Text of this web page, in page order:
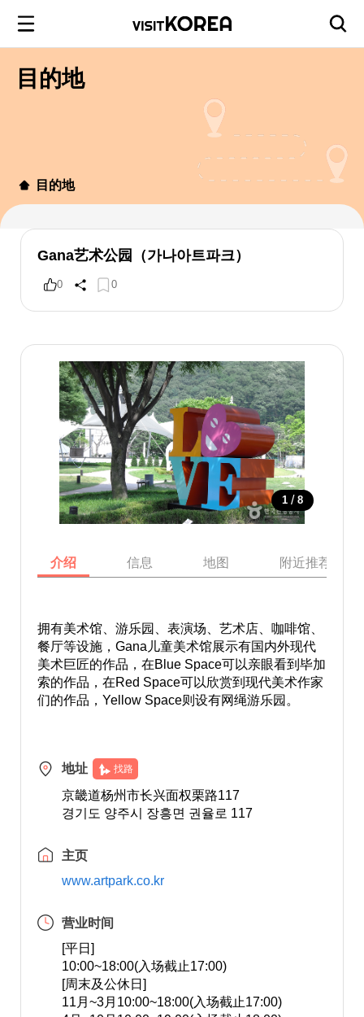
目的地
目的地
Gana艺术公园（가나아트파크）
0 0
1 / 8
介绍 信息 地图 附近推荐景点
拥有美术馆、游乐园、表演场、艺术店、咖啡馆、
餐厅等设施，Gana儿童美术馆展示有国内外现代
美术巨匠的作品，在Blue Space可以亲眼看到毕加
索的作品，在Red Space可以欣赏到现代美术作家
们的作品，Yellow Space则设有网绳游乐园。
地址 找路
京畿道杨州市长兴面权栗路117
경기도 양주시 장흥면 권율로 117
主页
www.artpark.co.kr
营业时间
[平日]
10:00~18:00(入场截止17:00)
[周末及公休日]
11月~3月10:00~18:00(入场截止17:00)